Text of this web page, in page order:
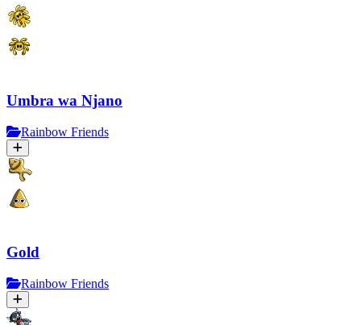
Umbra wa Njano
Rainbow Friends
Gold
Rainbow Friends